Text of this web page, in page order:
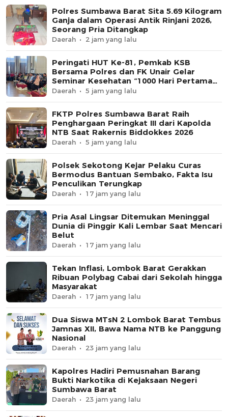
Polres Sumbawa Barat Sita 5.69 Kilogram
Ganja dalam Operasi Antik Rinjani 2026,
Seorang Pria Ditangkap
Daerah 2 jam yang lalu
Peringati HUT Ke-81, Pemkab KSB
Bersama Polres dan FK Unair Gelar
Seminar Kesehatan “1000 Hari Pertama
Kehidupan”
Daerah 5 jam yang lalu
FKTP Polres Sumbawa Barat Raih
Penghargaan Peringkat III dari Kapolda
NTB Saat Rakernis Biddokkes 2026
Daerah 5 jam yang lalu
Polsek Sekotong Kejar Pelaku Curas
Bermodus Bantuan Sembako, Fakta Isu
Penculikan Terungkap
Daerah 17 jam yang lalu
Pria Asal Lingsar Ditemukan Meninggal
Dunia di Pinggir Kali Lembar Saat Mencari
Belut
Daerah 17 jam yang lalu
Tekan Inflasi, Lombok Barat Gerakkan
Ribuan Polybag Cabai dari Sekolah hingga
Masyarakat
Daerah 17 jam yang lalu
Dua Siswa MTsN 2 Lombok Barat Tembus
Jamnas XII, Bawa Nama NTB ke Panggung
Nasional
Daerah 23 jam yang lalu
Kapolres Hadiri Pemusnahan Barang
Bukti Narkotika di Kejaksaan Negeri
Sumbawa Barat
Daerah 23 jam yang lalu